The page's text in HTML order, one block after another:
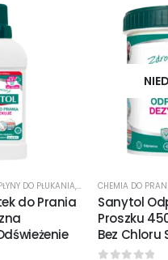
DO PŁUKANIA, ŚRODKI CZYSTOŚCI,
do Prania
CHEMIA DO
Sanytol
Proszku
Bez Chloru